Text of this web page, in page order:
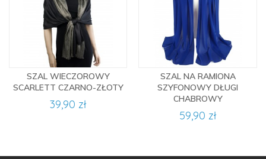
SZAL WIECZOROWY
SCARLETT CZARNO-ZŁOTY
39,90 zł
SZAL NA RAMIONA
SZYFONOWY DŁUGI
CHABROWY
59,90 zł